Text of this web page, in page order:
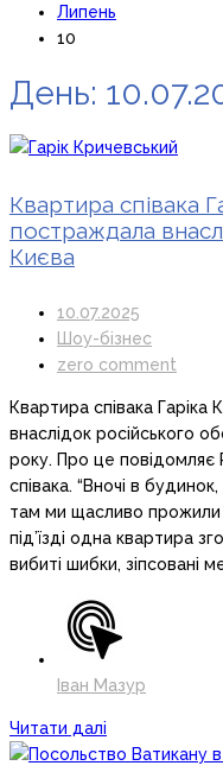
Липень
10
День:
Квартира співака
постраждала
Києва
10.07.2025
Шоу-бізнес
zero comment
Квартира співака
внаслідок російського
року. Про це
співака. “Вночі в
там ми щасливо прожили
під’їзді одна квартира
вибиті шибки, зіпсовані
Іван Мазур
Читати далі